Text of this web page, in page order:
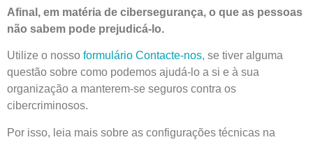
Afinal, em matéria de cibersegurança, o que as pessoas
não sabem pode prejudicá-lo.
Utilize o nosso formulário Contacte-nos, se tiver alguma
questão sobre como podemos ajudá-lo a si e à sua
organização a manterem-se seguros contra os
cibercriminosos.
Por isso, leia mais sobre as configurações técnicas na